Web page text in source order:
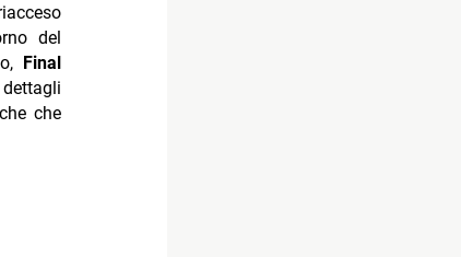
del
Final
che